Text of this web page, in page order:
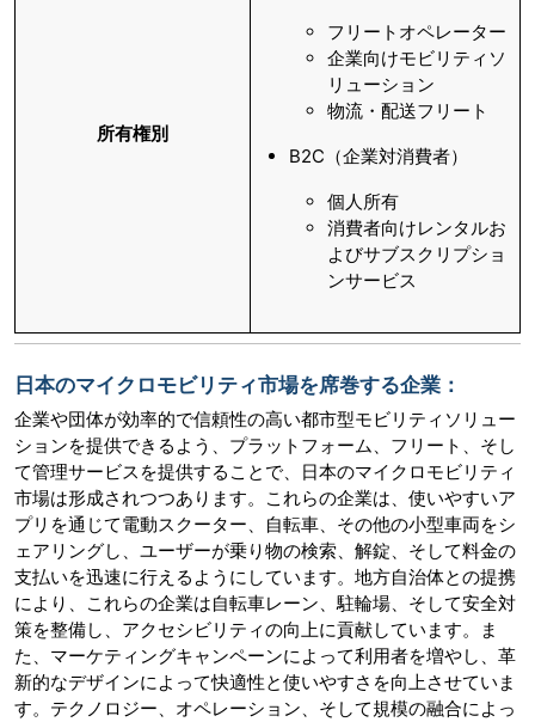
所有権別
フリートオペレーター
企業向けモビリティソ
リューション
物流・配送フリート
B2C（企業対消費者）
個人所有
消費者向けレンタルお
よびサブスクリプショ
ンサービス
日本のマイクロモビリティ市場を席巻する企業：
企業や団体が効率的で信頼性の高い都市型モビリティソリュー
ションを提供できるよう、プラットフォーム、フリート、そし
て管理サービスを提供することで、日本のマイクロモビリティ
市場は形成されつつあります。これらの企業は、使いやすいア
プリを通じて電動スクーター、自転車、その他の小型車両をシ
ェアリングし、ユーザーが乗り物の検索、解錠、そして料金の
支払いを迅速に行えるようにしています。地方自治体との提携
により、これらの企業は自転車レーン、駐輪場、そして安全対
策を整備し、アクセシビリティの向上に貢献しています。ま
た、マーケティングキャンペーンによって利用者を増やし、革
新的なデザインによって快適性と使いやすさを向上させていま
す。テクノロジー、オペレーション、そして規模の融合によっ